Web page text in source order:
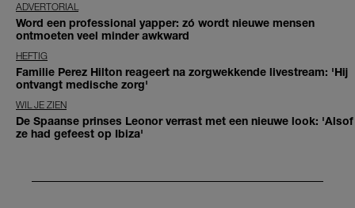
ADVERTORIAL
Word een professional yapper: zó wordt nieuwe mensen
ontmoeten veel minder awkward
HEFTIG
Familie Perez Hilton reageert na zorgwekkende livestream: 'Hij
ontvangt medische zorg'
WIL JE ZIEN
De Spaanse prinses Leonor verrast met een nieuwe look: 'Alsof
ze had gefeest op Ibiza'